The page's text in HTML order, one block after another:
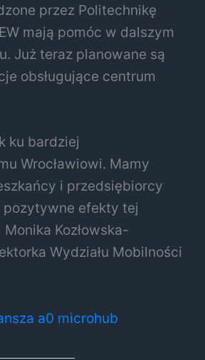
przez Politechnikę
mają pomóc w dalszym
Już teraz planowane są
obsługujące centrum
ku bardziej
Wrocławiowi. Mamy
i przedsiębiorcy
pozytywne efekty tej
Kozłowska-
Wydziału Mobilności